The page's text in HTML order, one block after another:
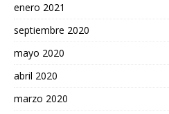
enero 2021
septiembre 2020
mayo 2020
abril 2020
marzo 2020